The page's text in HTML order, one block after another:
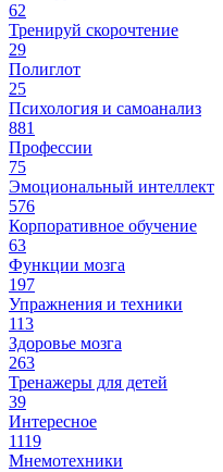
62
Тренируй скорочтение
29
Полиглот
25
Психология и самоанализ
881
Профессии
75
Эмоциональный интеллект
576
Корпоративное обучение
63
Функции мозга
197
Упражнения и техники
113
Здоровье мозга
263
Тренажеры для детей
39
Интересное
1119
Мнемотехники